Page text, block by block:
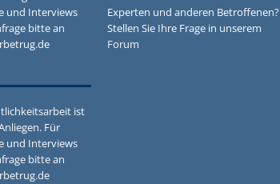
und Interviews
bitte an
ist
Für
und Interviews
bitte an
Experten und anderen Betroffenen?
Stellen Sie Ihre Frage in unserem
Forum